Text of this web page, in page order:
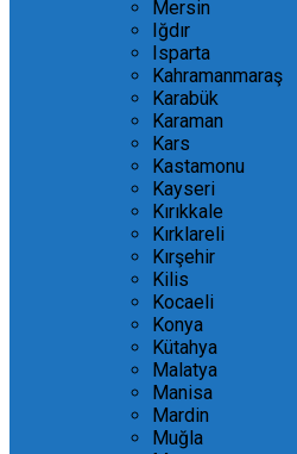
Mersin
Iğdır
Isparta
Kahramanmaraş
Karabük
Karaman
Kars
Kastamonu
Kayseri
Kırıkkale
Kırklareli
Kırşehir
Kilis
Kocaeli
Konya
Kütahya
Malatya
Manisa
Mardin
Muğla